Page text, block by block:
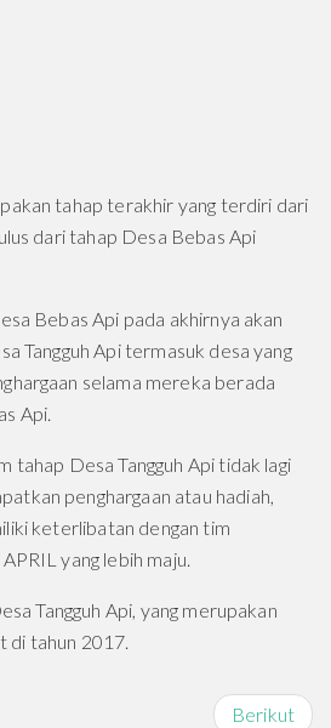
tahap terakhir yang terdiri dari
dari tahap Desa Bebas Api
Bebas Api pada akhirnya akan
Tangguh Api termasuk desa yang
selama mereka berada
Api.
tahap Desa Tangguh Api tidak lagi
penghargaan atau hadiah,
keterlibatan dengan tim
yang lebih maju.
Tangguh Api, yang merupakan
di tahun 2017.
Berikut